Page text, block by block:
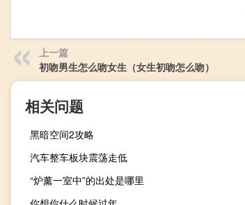
上一篇
初吻男生怎么吻女生（女生初吻怎么吻）
相关问题
黑暗空间2攻略
汽车整车板块震荡走低
“炉薰一室中”的出处是哪里